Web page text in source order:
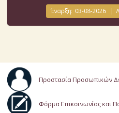
Έναρξη: 03-08-2026 |
Προστασία Προσωπικών
Φόρμα Επικοινωνίας και